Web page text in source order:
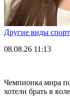
Другие виды
08.08.26 11:13
Чемпионка мира
хотели брать в